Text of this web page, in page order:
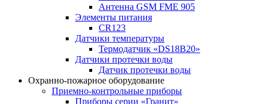
Антенна GSM FME 905
Элементы питания
CR123
Датчики температуры
Термодатчик «DS18B20»
Датчики протечки воды
Датчик протечки воды
Охранно-пожарное оборудование
Приемно-контрольные приборы
Приборы серии «Гранит»